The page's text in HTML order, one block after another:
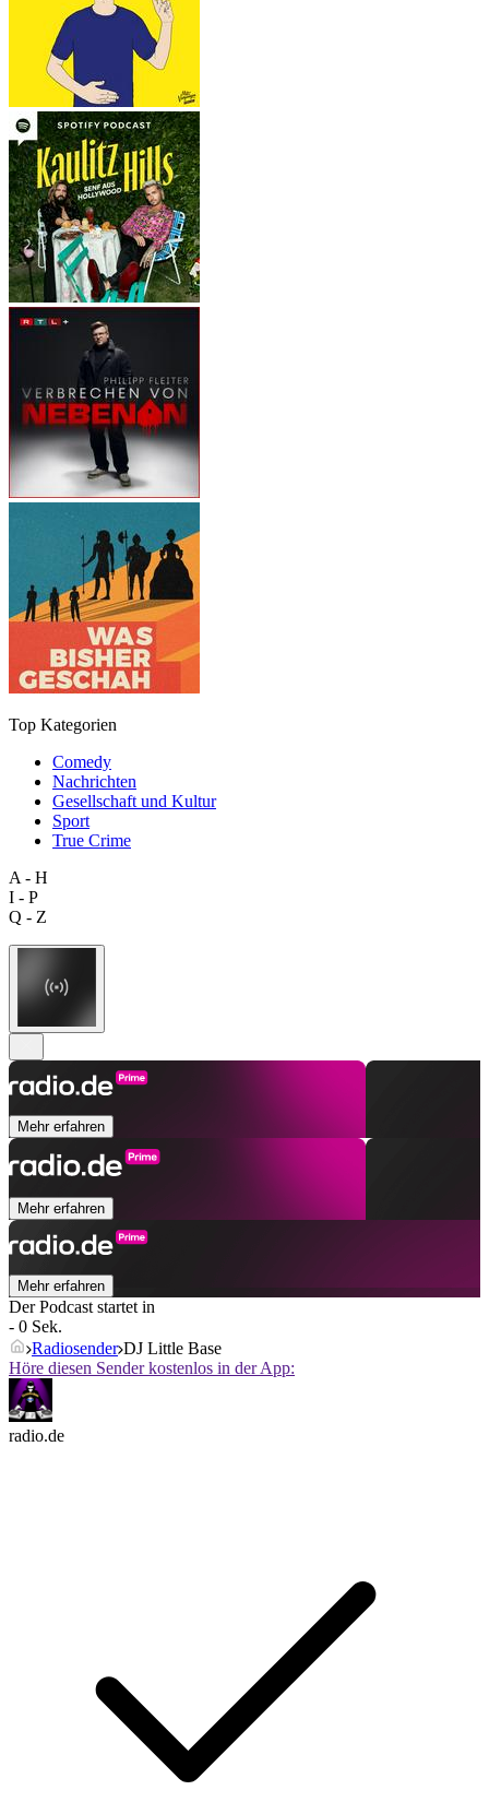
Top Kategorien
Comedy
Nachrichten
Gesellschaft und Kultur
Sport
True Crime
A - H
I - P
Q - Z
Mehr erfahren
Mehr erfahren
Mehr erfahren
Der Podcast startet in
- 0 Sek.
Radiosender DJ Little Base
Höre diesen Sender kostenlos in der App:
radio.de